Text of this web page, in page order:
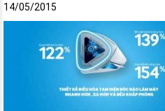
14/05/2015